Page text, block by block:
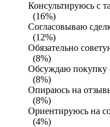
Консультируюсь с
(16%)
Согласовываю
(12%)
Обязательно
(8%)
Обсуждаю покупку
(8%)
Опираюсь на
(8%)
Ориентируюсь на
(4%)